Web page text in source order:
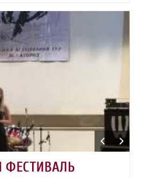
ФЕСТИВАЛЬ